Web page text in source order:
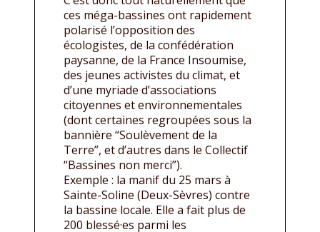
ces méga-bassines ont rapidement
polarisé l’opposition des
écologistes, de la confédération
paysanne, de la France Insoumise,
des jeunes activistes du climat, et
d’une myriade d’associations
citoyennes et environnementales
(dont certaines regroupées sous la
bannière “Soulèvement de la
Terre”, et d’autres dans le Collectif
“Bassines non merci”).
Exemple : la manif du 25 mars à
Sainte-Soline (Deux-Sèvres) contre
la bassine locale. Elle a fait plus de
200 blessé·es parmi les